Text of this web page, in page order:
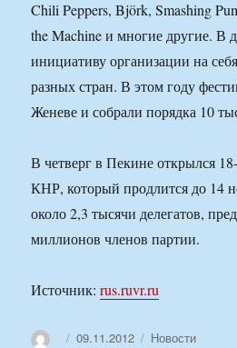
Chili Peppers, Björk, Smashing
the Machine и многие другие. В
инициативу организации на
разных стран. В этом году
Женеве и собрали порядка 10
В четверг в Пекине открылся
КНР, который продлится до 14
около 2,3 тысячи делегатов,
миллионов членов партии.
Источник:rus.ruvr.ru
АвторОпубликовано
09.11.2012 Рубрики
Новости